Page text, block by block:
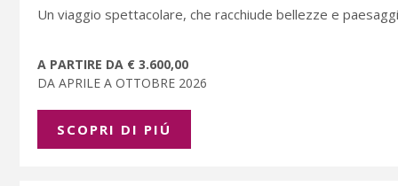
Un viaggio spettacolare, che racchiude bellezze e
A PARTIRE DA € 3.600,00
DA APRILE A OTTOBRE 2026
SCOPRI DI PIÚ